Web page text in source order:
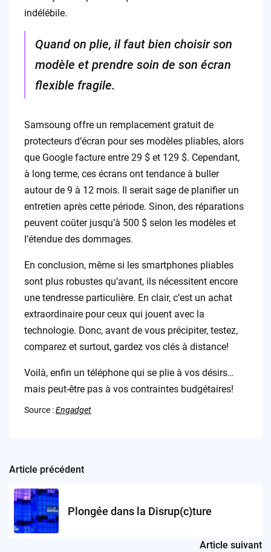
indélébile.
Quand on plie, il faut bien choisir son
modèle et prendre soin de son écran
flexible fragile.
Samsoung offre un remplacement gratuit de
protecteurs d’écran pour ses modèles pliables, alors
que Google facture entre 29 $ et 129 $. Cependant,
à long terme, ces écrans ont tendance à buller
autour de 9 à 12 mois. Il serait sage de planifier un
entretien après cette période. Sinon, des réparations
peuvent coûter jusqu’à 500 $ selon les modèles et
l’étendue des dommages.
En conclusion, même si les smartphones pliables
sont plus robustes qu’avant, ils nécessitent encore
une tendresse particulière. En clair, c’est un achat
extraordinaire pour ceux qui jouent avec la
technologie. Donc, avant de vous précipiter, testez,
comparez et surtout, gardez vos clés à distance!
Voilà, enfin un téléphone qui se plie à vos désirs…
mais peut-être pas à vos contraintes budgétaires!
Source :Engadget
Post
navigation
Article précédent
Plongée dans la Disrup(c)ture
Article suivant